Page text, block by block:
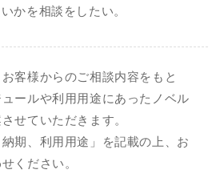
かを相談をしたい。
客様からのご相談内容をもと
ールや利用用途にあったノベル
せていただきます。
納期、利用用途」を記載の上、お
ください。